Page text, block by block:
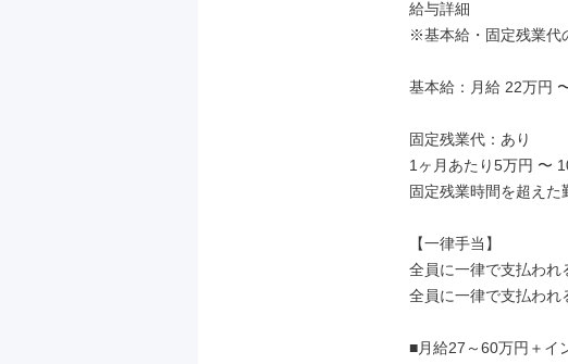
給与詳細
※基本給・固定残業代
基本給：月給 22万円
固定残業代：あり
1ヶ月あたり5万円 〜
固定残業時間を超え
【一律手当】
全員に一律で支払われ
全員に一律で支払われ
■月給27～60万円＋イ